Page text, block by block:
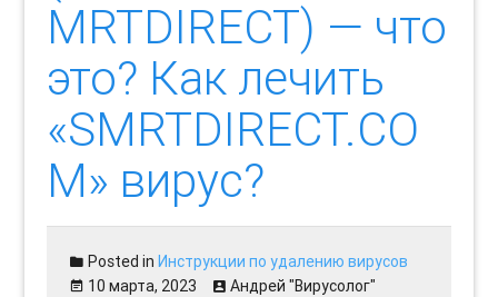
MRTDIRECT) — что
это? Как лечить
«SMRTDIRECT.CO
M» вирус?
Posted inИнструкции по удалению вирусов
10 марта, 2023
Андрей "Вирусолог"